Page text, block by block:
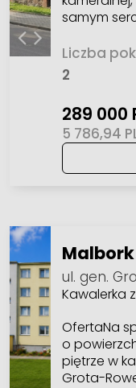
samym
Liczba
2
289 000
5 786,94
Malbork
ul. gen.
Kawalerka
OfertaNa
o
piętrze w
Grota-